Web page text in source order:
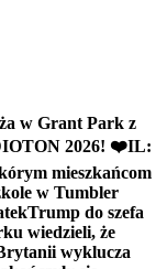
w Grant Park z
2026! ❤️IL:
mieszkańcom
w Tumbler
Trump do szefa
wiedzieli, że
wyklucza